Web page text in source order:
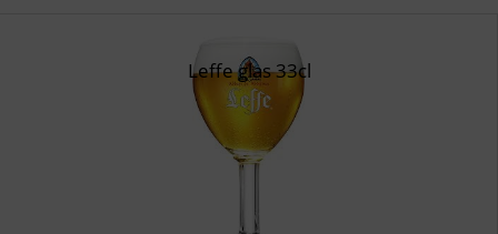
Leffe glas 33cl